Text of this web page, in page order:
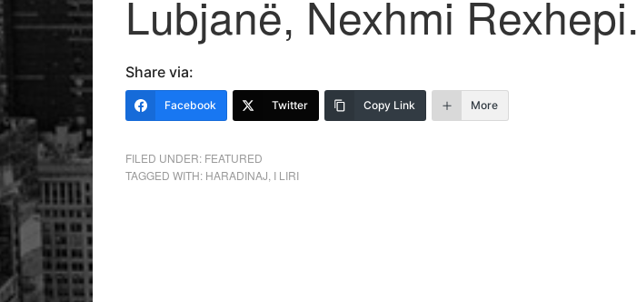
Lubjanë, Nexhmi Rexhepi.
Share via:
Facebook Twitter Copy Link More
FILED UNDER: FEATURED
TAGGED WITH: HARADINAJ I LIRI